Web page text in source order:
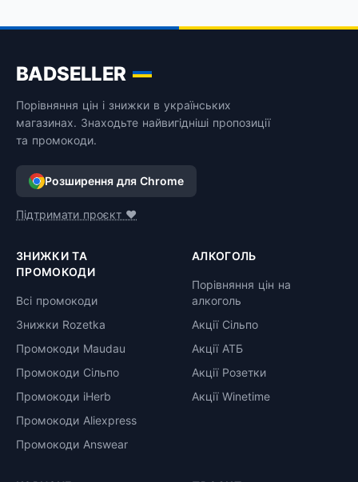
BADSELLER
Порівняння цін і знижки в українських
магазинах. Знаходьте найвигідніші пропозиції
та промокоди.
Розширення для Chrome
Підтримати проєкт ❤️
ЗНИЖКИ ТА
ПРОМОКОДИ
Всі промокоди
Знижки Rozetka
Промокоди Maudau
Промокоди Сільпо
Промокоди iHerb
Промокоди Aliexpress
Промокоди Answear
АЛКОГОЛЬ
Порівняння цін на
алкоголь
Акції Сільпо
Акції АТБ
Акції Розетки
Акції Winetime